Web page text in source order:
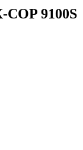
COP 9100S